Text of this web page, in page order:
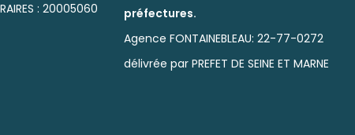
: 20005060
préfectures.
Agence FONTAINEBLEAU: 22-77-0272
délivrée par PREFET DE SEINE ET MARNE